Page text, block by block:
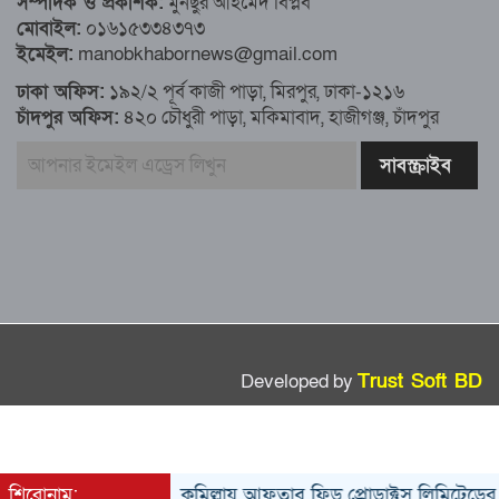
এখনও অপরিবর্তিত মাগুরার সেই শিশুটির
অবস্থা
দায়িত্বরত ট্রাফিক পুলিশকে মারধর, গ্রেপ্তার ১
ইউক্রেইন?
মোবাইল: ০১৬১৫৩৩৪৩৭৩
ইমেইল: manobkhabornews@gmail.com
ঢাকা অফিস: ১৯২/২ পূর্ব কাজী পাড়া, মিরপুর, ঢাকা-১২১৬
চাঁদপুর অফিস: ৪২০ চৌধুরী পাড়া, মকিমাবাদ, হাজীগঞ্জ, চাঁদপুর
Developed by Trust Soft BD